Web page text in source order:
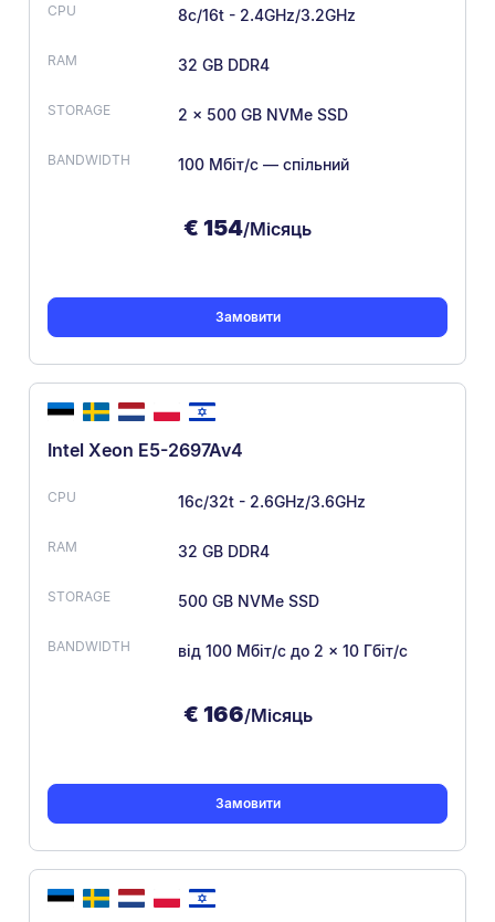
8c/16t - 2.4GHz/3.2GHz
32 GB DDR4
2 x 500 GB NVMe SSD
100 Мбіт/с — спільний
€ 154/Місяць
Замовити
Intel Xeon E5-2697Av4
16c/32t - 2.6GHz/3.6GHz
32 GB DDR4
500 GB NVMe SSD
від 100 Мбіт/с до 2 × 10 Гбіт/с
€ 166/Місяць
Замовити